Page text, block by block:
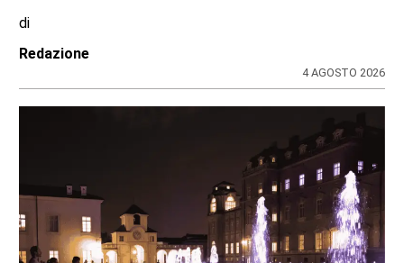
di
Redazione
4 AGOSTO 2026